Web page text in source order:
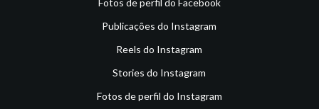
Publicações do Instagram
Reels do Instagram
Stories do Instagram
Fotos de perfil do Instagram